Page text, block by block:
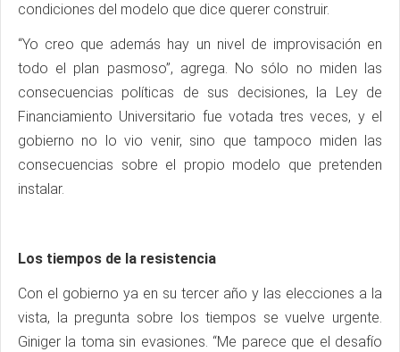
condiciones del modelo que dice querer construir.
“Yo creo que además hay un nivel de improvisación en
todo el plan pasmoso”, agrega. No sólo no miden las
consecuencias políticas de sus decisiones, la Ley de
Financiamiento Universitario fue votada tres veces, y el
gobierno no lo vio venir, sino que tampoco miden las
consecuencias sobre el propio modelo que pretenden
instalar.
Los tiempos de la resistencia
Con el gobierno ya en su tercer año y las elecciones a la
vista, la pregunta sobre los tiempos se vuelve urgente.
Giniger la toma sin evasiones. “Me parece que el desafío